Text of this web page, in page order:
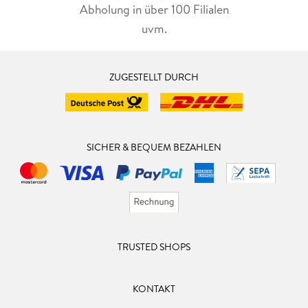
Abholung in über 100 Filialen
uvm.
ZUGESTELLT DURCH
SICHER & BEQUEM BEZAHLEN
TRUSTED SHOPS
KONTAKT